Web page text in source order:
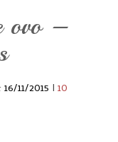
ovo –
16/11/2015 I 10